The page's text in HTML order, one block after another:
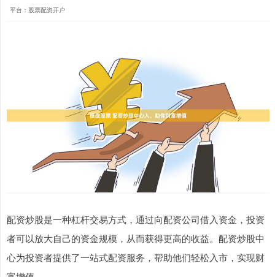
平台：股票配资开户
配资炒股是一种杠杆交易方式，通过向配资公司借入资金，投资
者可以放大自己的资金规模，从而获得更高的收益。配资炒股中
心为投资者提供了一站式配资服务，帮助他们轻松入市，实现财